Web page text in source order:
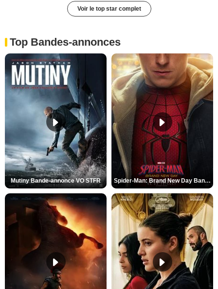
Voir le top star complet
Top Bandes-annonces
Mutiny Bande-annonce VO STFR Spider-Man: Brand New Day Bande-annonce VO STFR